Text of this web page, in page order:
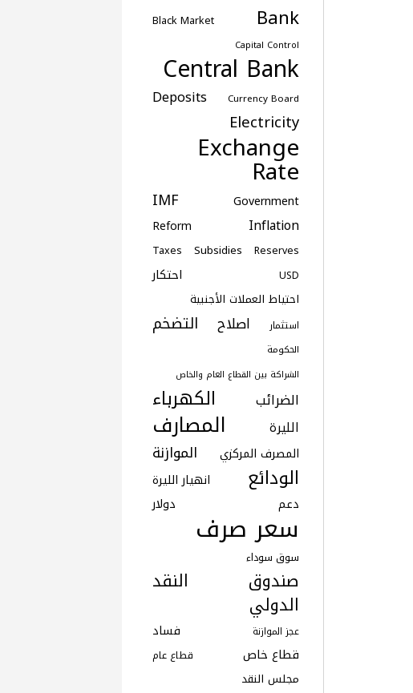
Bank
Black Market
Capital Control
Central Bank
Currency Board
Deposits
Electricity
Exchange
Rate
Government
IMF
Inflation
Reform
Reserves
Subsidies
Taxes
USD احتكار
احتياط العملات الأجنبية
استثمار اصلاح التضخم
الحكومة
الشراكة بين القطاع العام والخاص
الضرائب الكهرباء
الليرة المصارف
المصرف المركزي الموازنة
الودائع
انهيار الليرة
دعم
دولار
سعر صرف
سوق سوداء
صندوق النقد
الدولي
عجز الموازنة
فساد
قطاع خاص
قطاع عام
مجلس النقد